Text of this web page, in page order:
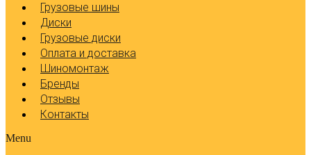
Грузовые шины
Диски
Грузовые диски
Оплата и доставка
Шиномонтаж
Бренды
Отзывы
Контакты
Menu